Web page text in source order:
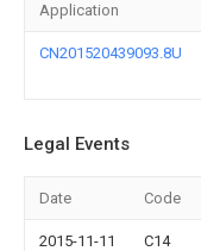
Application
CN201520439093.8U
Legal Events
Date Code
2015-11-11 C14